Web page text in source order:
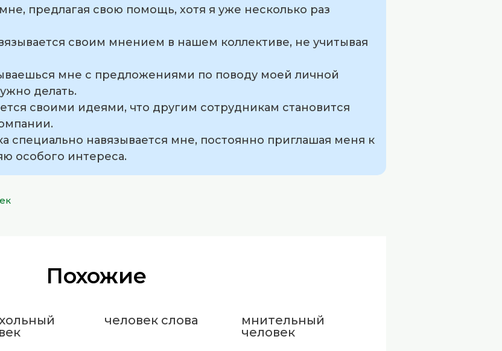
предлагая свою помощь, хотя я уже несколько раз
своим мнением в нашем коллективе, не учитывая
мне с предложениями по поводу моей личной
делать.
своими идеями, что другим сотрудникам становится
специально навязывается мне, постоянно приглашая меня к
особого интереса.
Похожие
человек слова
мнительный
человек